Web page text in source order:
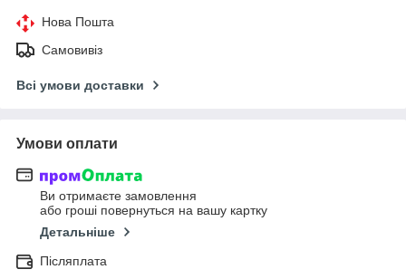
Нова Пошта
Самовивіз
Всі умови доставки
Умови оплати
Ви отримаєте замовлення
або гроші повернуться на вашу картку
Детальніше
Післяплата